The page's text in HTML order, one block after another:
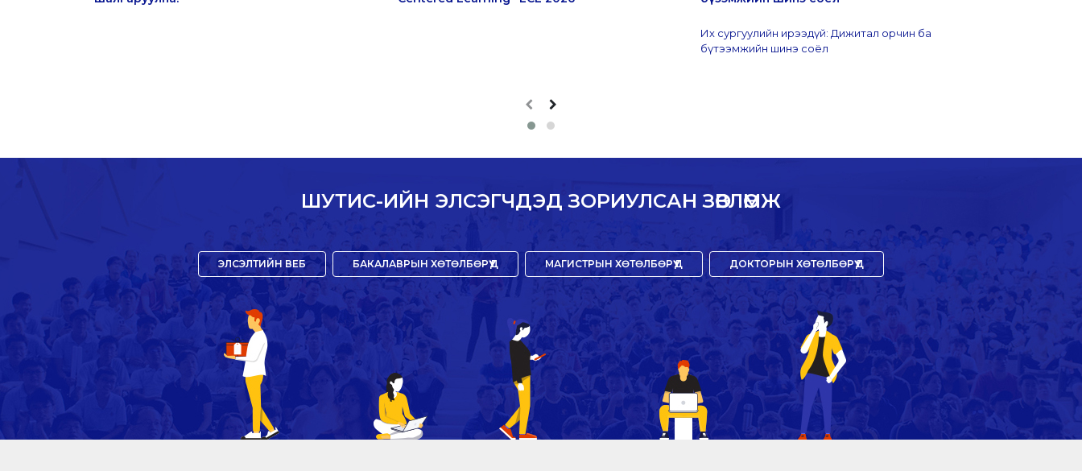
Их сургуулийн ирээдүй: Дижитал орчин ба
бүтээмжийн шинэ соёл
ШУТИС-ИЙН ЭЛСЭГЧДЭД ЗОРИУЛСАН ЗӨВЛӨМЖ
ЭЛСЭЛТИЙН ВЕБ БАКАЛАВРЫН ХӨТӨЛБӨРҮҮД МАГИСТРЫН ХӨТӨЛБӨРҮҮД ДОКТОРЫН ХӨТӨЛБӨРҮҮД